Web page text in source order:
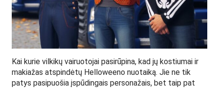
Kai kurie vilkikų vairuotojai pasirūpina, kad jų kostiumai ir
makiažas atspindėtų Helloweeno nuotaiką. Jie ne tik
patys pasipuošia įspūdingais personažais, bet taip pat